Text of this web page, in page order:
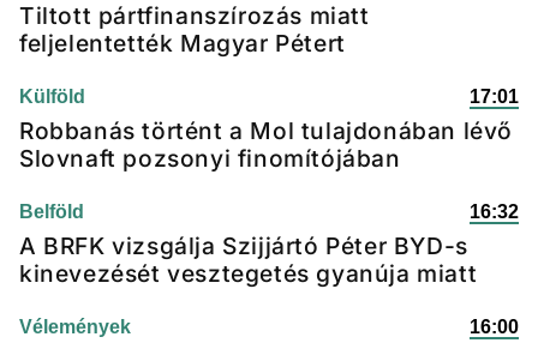
Tiltott pártfinanszírozás miatt
feljelentették Magyar Pétert
Külföld 17:01
Robbanás történt a Mol tulajdonában lévő
Slovnaft pozsonyi finomítójában
Belföld 16:32
A BRFK vizsgálja Szijjártó Péter BYD-s
kinevezését vesztegetés gyanúja miatt
Vélemények 16:00